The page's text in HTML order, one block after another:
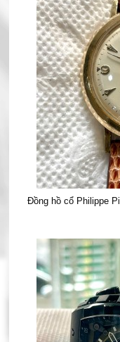
Đồng hồ cổ Philippe